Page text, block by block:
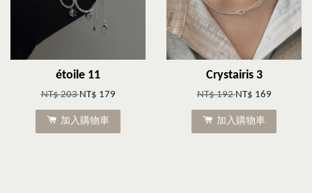
étoile 11
NT$ 203NT$ 179
加入購物車
Crystairis 3
NT$ 192NT$ 169
加入購物車